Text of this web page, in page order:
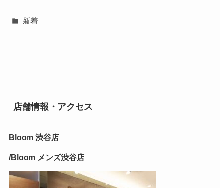
新着
店舗情報・アクセス
Bloom 渋谷店
/Bloom メンズ渋谷店